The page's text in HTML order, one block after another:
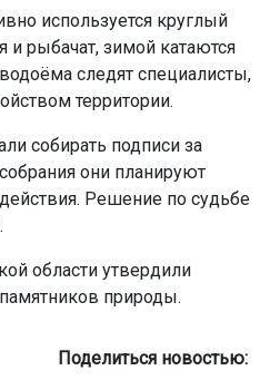
используется круглый
и рыбачат, зимой катаются
следят специалисты,
территории.
собирать подписи за
они планируют
Решение по судьбе
области утвердили
природы.
Поделиться новостью: